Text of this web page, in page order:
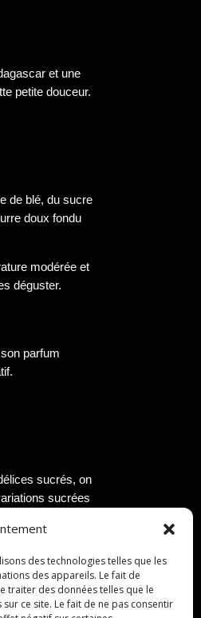
des technologies telles que les
des appareils. Le fait de
traiter des données telles que le
ce site. Le fait de ne pas consentir
et une
petite douceur.
de blé, du sucre
doux fondu
modérée et
déguster.
parfum
sucrés, on
sucrées
les plus
salées offrent